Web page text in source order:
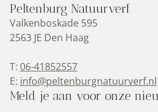
Peltenburg Natuurverf
Valkenboskade 595
2563 JE Den Haag
T: 06-41852557
E: info@peltenburgnatuurverf.nl
Meld je aan voor onze